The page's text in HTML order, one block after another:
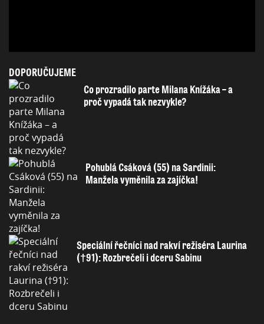
DOPORUČUJEME
Co prozradilo parte Milana Knížáka – a
proč vypadá tak nezvykle?
Pohublá Csáková (55) na Sardinii:
Manžela vyměnila za zajíčka!
Speciální řečníci nad rakví režiséra Laurina
(†91): Rozbrečeli i dceru Sabinu